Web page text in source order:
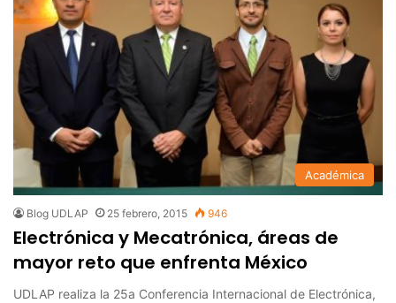
Académica
Blog UDLAP 25 febrero, 2015 946
Electrónica y Mecatrónica, áreas de
mayor reto que enfrenta México
UDLAP realiza la 25a Conferencia Internacional de Electrónica,